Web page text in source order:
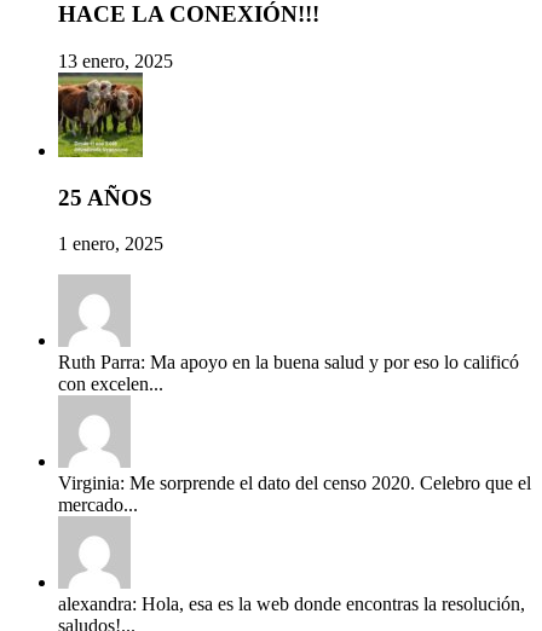
HACE LA CONEXIÓN!!!
13 enero, 2025
25 AÑOS
1 enero, 2025
Ruth Parra: Ma apoyo en la buena salud y por eso lo calificó
con excelen...
Virginia: Me sorprende el dato del censo 2020. Celebro que el
mercado...
alexandra: Hola, esa es la web donde encontras la resolución,
saludos!...